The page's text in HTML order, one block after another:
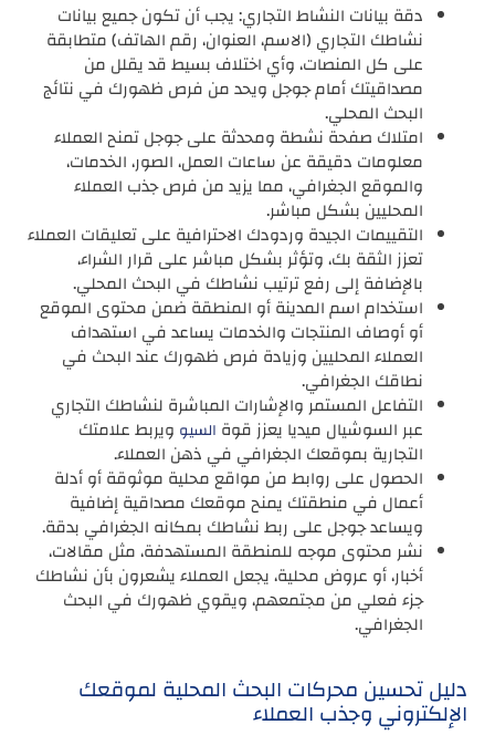
دقة بيانات النشاط التجاري: يجب أن تكون جميع بيانات
نشاطك التجاري (الاسم، العنوان، رقم الهاتف) متطابقة
على كل المنصات، وأي اختلاف بسيط قد يقلل من
مصداقيتك أمام جوجل ويحد من فرص ظهورك في نتائج
البحث المحلي.
امتلاك صفحة نشطة ومحدثة على جوجل تمنح العملاء
معلومات دقيقة عن ساعات العمل، الصور، الخدمات،
والموقع الجغرافي، مما يزيد من فرص جذب العملاء
المحليين بشكل مباشر.
التقييمات الجيدة وردودك الاحترافية على تعليقات العملاء
تعزز الثقة بك، وتؤثر بشكل مباشر على قرار الشراء،
بالإضافة إلى رفع ترتيب نشاطك في البحث المحلي.
استخدام اسم المدينة أو المنطقة ضمن محتوى الموقع
أو أوصاف المنتجات والخدمات يساعد في استهداف
العملاء المحليين وزيادة فرص ظهورك عند البحث في
نطاقك الجغرافي.
التفاعل المستمر والإشارات المباشرة لنشاطك التجاري
عبر السوشيال ميديا يعزز قوة السيو ويربط علامتك
التجارية بموقعك الجغرافي في ذهن العملاء.
الحصول على روابط من مواقع محلية موثوقة أو أدلة
أعمال في منطقتك يمنح موقعك مصداقية إضافية
ويساعد جوجل على ربط نشاطك بمكانه الجغرافي بدقة.
نشر محتوى موجه للمنطقة المستهدفة، مثل مقالات،
أخبار، أو عروض محلية، يجعل العملاء يشعرون بأن نشاطك
جزء فعلي من مجتمعهم، ويقوي ظهورك في البحث
الجغرافي.
دليل تحسين محركات البحث المحلية لموقعك
الإلكتروني وجذب العملاء